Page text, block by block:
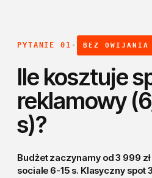
PYTANIE 01 · BEZ OWIJANIA
Ile kosztuje
reklamowy
s)?
Budżet zaczynamy od 3 999
sociale 6-15 s. Klasyczny spot